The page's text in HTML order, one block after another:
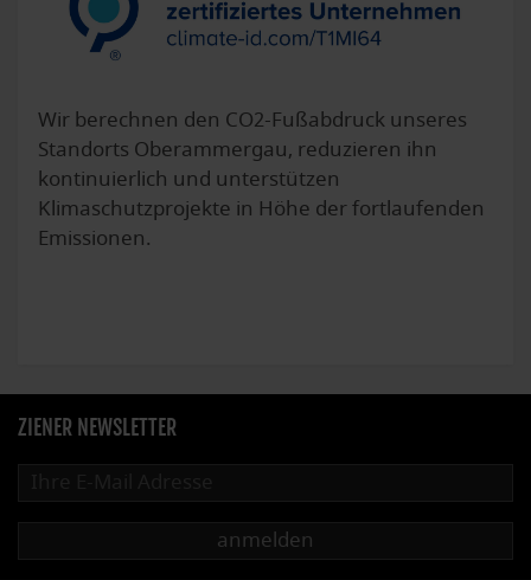
Wir berechnen den CO2-Fußabdruck unseres
Standorts Oberammergau, reduzieren ihn
kontinuierlich und unterstützen
Klimaschutzprojekte in Höhe der fortlaufenden
Emissionen.
ZIENER NEWSLETTER
anmelden